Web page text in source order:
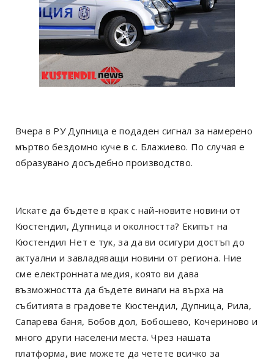
Вчера в РУ Дупница е подаден сигнал за намерено
мъртво бездомно куче в с. Блажиево. По случая е
образувано досъдебно производство.
Искате да бъдете в крак с най-новите новини от
Кюстендил, Дупница и околността? Екипът на
Кюстендил Нет е тук, за да ви осигури достъп до
актуални и завладяващи новини от региона. Ние
сме електронната медия, която ви дава
възможността да бъдете винаги на върха на
събитията в градовете Кюстендил, Дупница, Рила,
Сапарева баня, Бобов дол, Бобошево, Кочериново и
много други населени места. Чрез нашата
платформа, вие можете да четете всичко за